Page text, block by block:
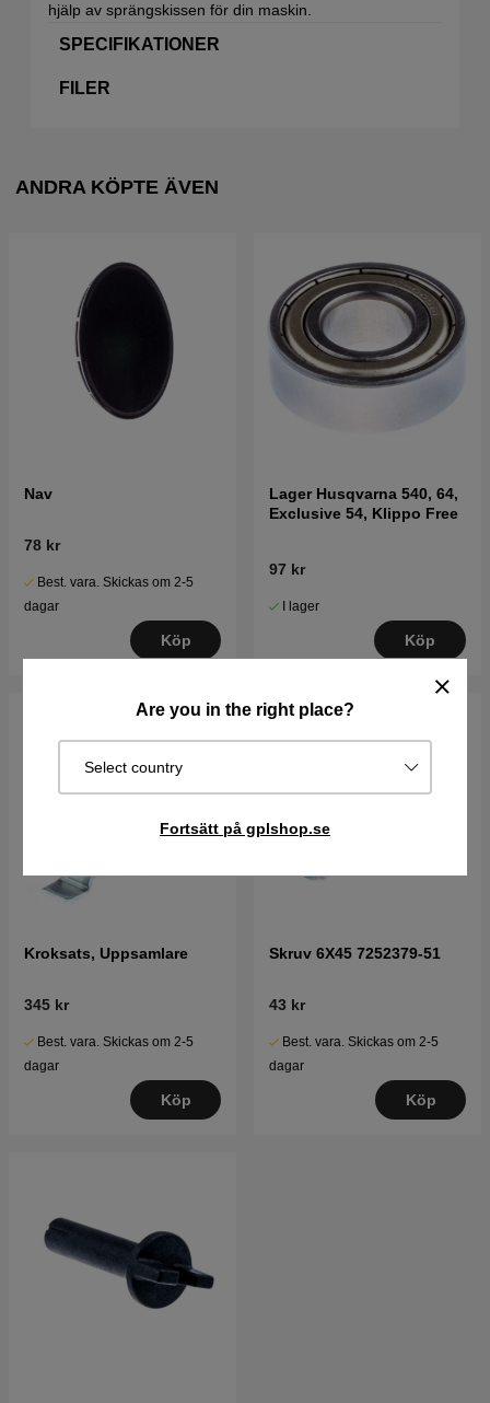
Are you in the right place?
Select country
Fortsätt på gplshop.se
hjälp av sprängskissen för din maskin.
SPECIFIKATIONER
FILER
ANDRA KÖPTE ÄVEN
Nav
78 kr
Best. vara. Skickas om 2-5
dagar
Köp
Lager Husqvarna 540, 64,
Exclusive 54, Klippo Free
97 kr
I lager
Köp
Kroksats, Uppsamlare
345 kr
Best. vara. Skickas om 2-5
dagar
Köp
Skruv 6X45 7252379-51
43 kr
Best. vara. Skickas om 2-5
dagar
Köp